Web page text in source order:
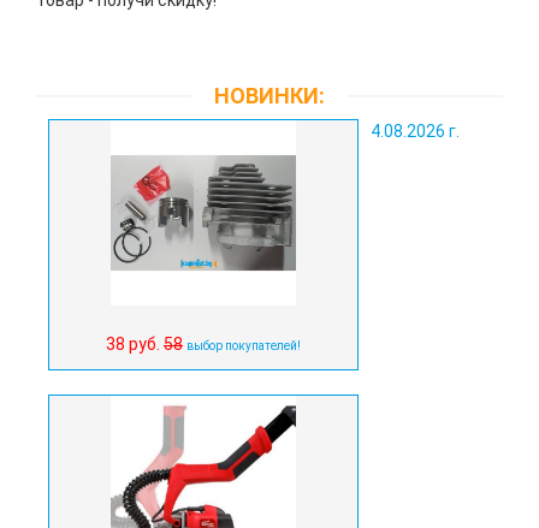
НОВИНКИ:
4.08.2026 г.
38 руб. 58 выбор покупателей!